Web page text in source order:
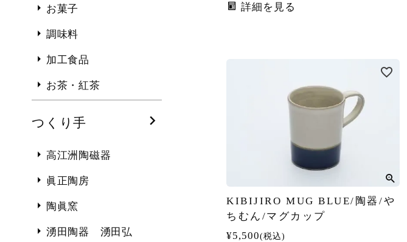
お菓子
調味料
加工食品
お茶・紅茶
つくり手
高江洲陶磁器
眞正陶房
陶眞窯
湧田陶器 湧田弘
詳細を見る
KIBIJIRO MUG BLUE/陶器/や
ちむん/マグカップ
¥5,500 税込